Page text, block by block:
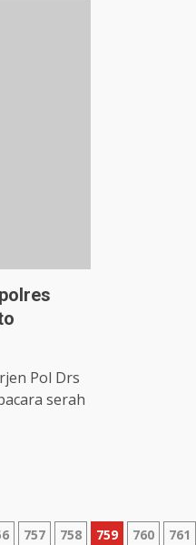
Pol Drs
serah
757 758 759 760 761